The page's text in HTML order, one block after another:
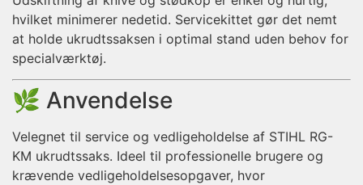
hvilket minimerer nedetid. Servicekittet gør det nemt
at holde ukrudtssaksen i optimal stand uden behov for
specialværktøj.
🌿 Anvendelse
Velegnet til service og vedligeholdelse af STIHL RG-
KM ukrudtssaks. Ideel til professionelle brugere og
krævende vedligeholdelsesopgaver, hvor